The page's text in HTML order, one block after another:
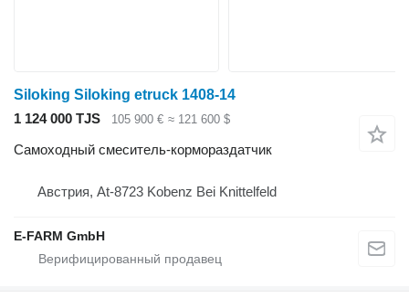
Siloking Siloking etruck 1408-14
1 124 000 TJS
105 900 € ≈ 121 600 $
Самоходный смеситель-кормораздатчик
Австрия, At-8723 Kobenz Bei Knittelfeld
E-FARM GmbH